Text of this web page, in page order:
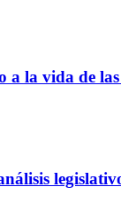
a la vida de